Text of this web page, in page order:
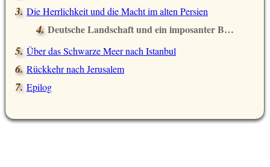
Die Herrlichkeit und die Macht im alten Persien
Deutsche Landschaft und ein imposanter Berg
Über das Schwarze Meer nach Istanbul
Rückkehr nach Jerusalem
Epilog